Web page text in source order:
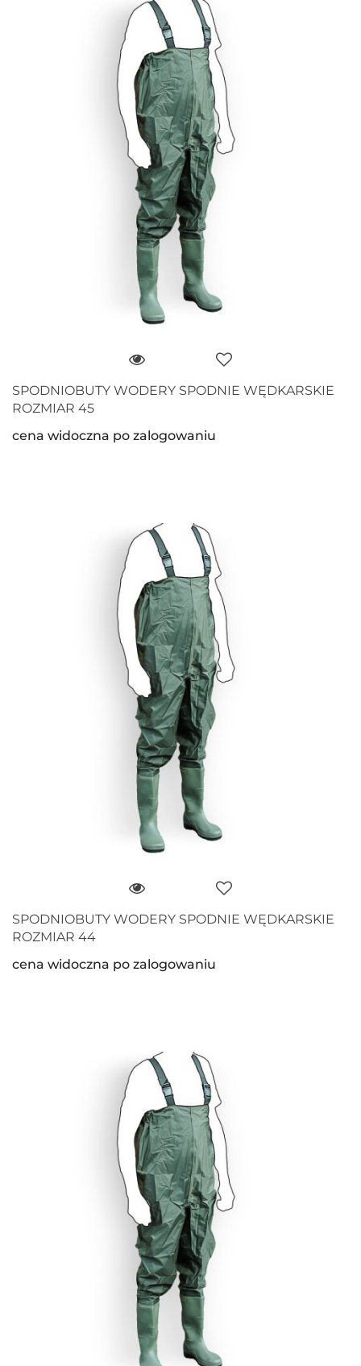
SPODNIOBUTY WODERY SPODNIE WĘDKARSKIE
ROZMIAR 45
cena widoczna po zalogowaniu
SPODNIOBUTY WODERY SPODNIE WĘDKARSKIE
ROZMIAR 44
cena widoczna po zalogowaniu